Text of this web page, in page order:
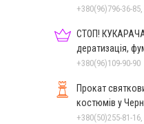
СТОП! КУКАРАЧА
дератизація,
Чернівцях
+380(96)109-90-90
Прокат
костюмів у